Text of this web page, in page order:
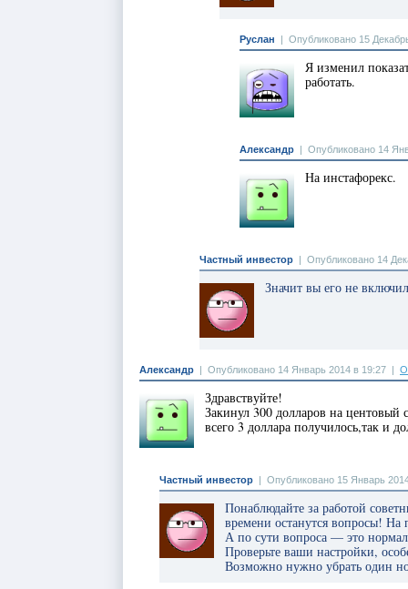
Руслан | Опубликовано 15
Я изменил
работать.
Александр | Опубликовано 14
На инстафорекс.
Частный инвестор | Опубликовано 14
Значит вы его не
Александр | Опубликовано 14 Январь 2014 в 19:27 |
Здравствуйте!
Закинул 300 долларов на центовый
всего 3 доллара получилось,так и
Частный инвестор | Опубликовано 15 Январь
Понаблюдайте за работой
времени останутся вопросы! На
А по сути вопроса — это
Проверьте ваши настройки,
Возможно нужно убрать один